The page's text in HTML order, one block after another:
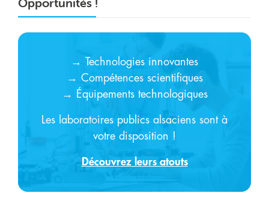
→ Technologies innovantes
→ Compétences scientifiques
→ Équipements technologiques
Les laboratoires publics alsaciens sont à
votre disposition !
Découvrez leurs atouts